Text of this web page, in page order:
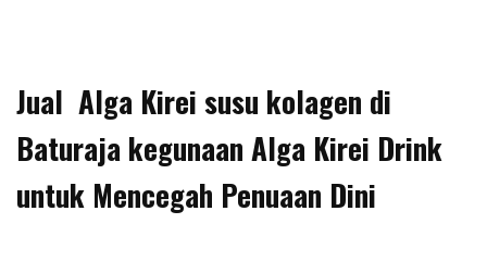
Jual Alga Kirei susu kolagen di
Baturaja kegunaan Alga Kirei Drink
untuk Mencegah Penuaan Dini